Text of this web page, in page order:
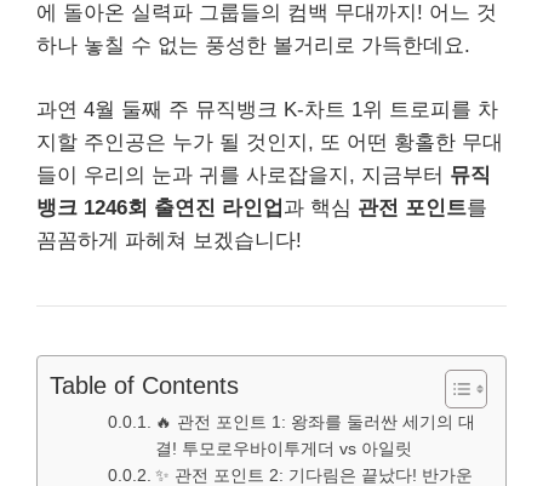
에 돌아온 실력파 그룹들의 컴백 무대까지! 어느 것
하나 놓칠 수 없는 풍성한 볼거리로 가득한데요.
과연 4월 둘째 주 뮤직뱅크 K-차트 1위 트로피를 차
지할 주인공은 누가 될 것인지, 또 어떤 황홀한 무대
들이 우리의 눈과 귀를 사로잡을지, 지금부터 뮤직
뱅크 1246회 출연진 라인업 과 핵심 관전 포인트를
꼼꼼하게 파헤쳐 보겠습니다!
Table of Contents
🔥 관전 포인트 1: 왕좌를 둘러싼 세기의 대
결! 투모로우바이투게더 vs 아일릿
✨ 관전 포인트 2: 기다림은 끝났다! 반가운